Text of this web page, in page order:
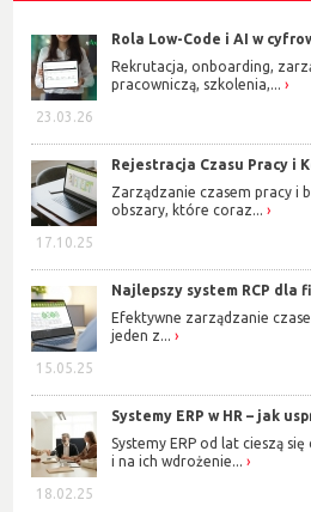
23.03.26
Rola Low-Code i AI w
Rekrutacja, onboarding,
pracowniczą, szkolenia,...
17.10.25
Rejestracja Czasu Pracy i
Zarządzanie czasem pracy i
obszary, które coraz...
15.05.25
Najlepszy system RCP dla
Efektywne zarządzanie
jeden z...
18.02.25
Systemy ERP w HR – jak
Systemy ERP od lat cieszą
i na ich wdrożenie...